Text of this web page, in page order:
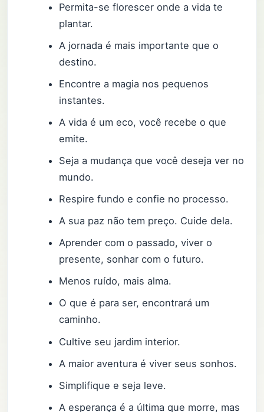
Permita-se florescer onde a vida te
plantar.
A jornada é mais importante que o
destino.
Encontre a magia nos pequenos
instantes.
A vida é um eco, você recebe o que
emite.
Seja a mudança que você deseja ver no
mundo.
Respire fundo e confie no processo.
A sua paz não tem preço. Cuide dela.
Aprender com o passado, viver o
presente, sonhar com o futuro.
Menos ruído, mais alma.
O que é para ser, encontrará um
caminho.
Cultive seu jardim interior.
A maior aventura é viver seus sonhos.
Simplifique e seja leve.
A esperança é a última que morre, mas